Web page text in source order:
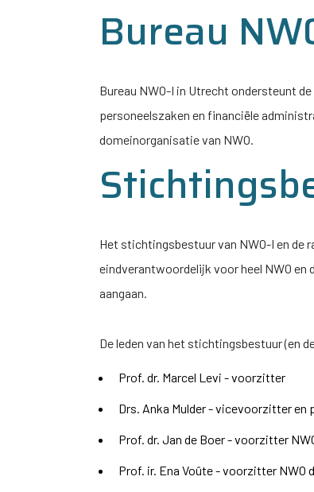
Bureau
Bureau NWO-I in Utrecht ondersteunt
personeelszaken en financiële
domeinorganisatie van NWO.
Het stichtingsbestuur van NWO-I en de
eindverantwoordelijk voor heel NWO en
aangaan.
De leden van het stichtingsbestuur (en
Prof. dr. Marcel Levi - voorzitter
Drs. Anka Mulder - vicevoorzitter
Prof. dr. Jan de Boer - voorzitter
Prof. ir. Ena Voûte - voorzitter NWO